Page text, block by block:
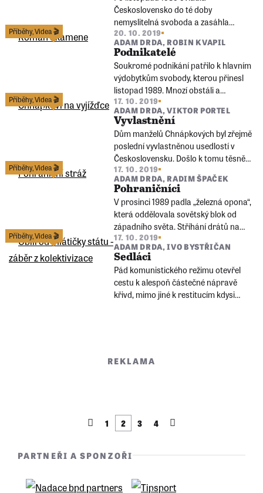
sehráli nezanedbatelnou roli při pádu
režimu…
Československo do té doby
nemyslitelná svoboda a zasáhla
všechny oblasti života. Otevřely se
hranice, bez omezení se rozvíjel
kulturní a společenský život – a ve
velkém se rozjel i obchod s drogami,
které k té svobodě patřily.
Příběhy,Videa 🎬
20. 10. 2019
ADAM DRDA, ROBIN KVAPIL
Podnikatelé
Soukromé podnikání patřilo k hlavním
výdobytkům svobody, kterou přinesl
listopad 1989. Mnozí obstáli a
vybudovali fungující firmy, řadu nových
podnikatelů však „divoká“ 90. léta
semlela.
Příběhy,Videa 🎬
17. 10. 2019
ADAM DRDA,VIKTOR PORTEL
Vyvlastnění
Dům manželů Chnápkových byl zřejmě
poslední vyvlastněnou usedlostí v
Československu. Došlo k tomu těsně
před listopadem 1989, na základě
zákonů z padesátých let.
Příběhy,Videa 🎬
17. 10. 2019
ADAM DRDA, RADIM ŠPAČEK
Pohraničníci
V prosinci 1989 padla „železná opona“,
která oddělovala sovětský blok od
západního světa. Stříhání drátů na
hranicích je zřejmě nejvýraznějším
symbolem nově nabyté svobody. Jak
tehdejší události vidí někdejší
důstojníci Pohraniční stráže?
Příběhy,Videa 🎬
17. 10. 2019
ADAM DRDA,IVO BYSTŘIČAN
Sedláci
Pád komunistického režimu otevřel
cestu k alespoň částečné nápravě
křivd, mimo jiné k restitucím kdysi
REKLAMA
1 2 3 4
PARTNEŘI A SPONZOŘI